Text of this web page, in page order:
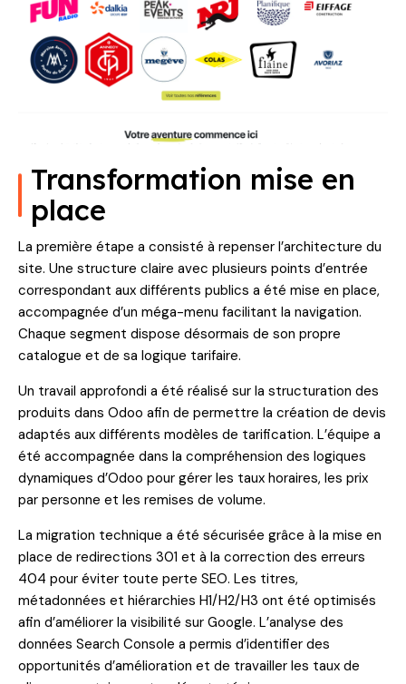
Transformation mise en
place
La première étape a consisté à repenser l’architecture du
site. Une structure claire avec plusieurs points d’entrée
correspondant aux différents publics a été mise en place,
accompagnée d’un méga-menu facilitant la navigation.
Chaque segment dispose désormais de son propre
catalogue et de sa logique tarifaire.
Un travail approfondi a été réalisé sur la structuration des
produits dans Odoo afin de permettre la création de devis
adaptés aux différents modèles de tarification. L’équipe a
été accompagnée dans la compréhension des logiques
dynamiques d’Odoo pour gérer les taux horaires, les prix
par personne et les remises de volume.
La migration technique a été sécurisée grâce à la mise en
place de redirections 301 et à la correction des erreurs
404 pour éviter toute perte SEO. Les titres,
métadonnées et hiérarchies H1/H2/H3 ont été optimisés
afin d’améliorer la visibilité sur Google. L’analyse des
données Search Console a permis d’identifier des
opportunités d’amélioration et de travailler les taux de